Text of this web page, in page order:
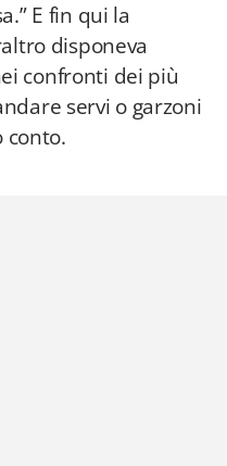
E fin qui la
disponeva
confronti dei più
servi o garzoni
conto.